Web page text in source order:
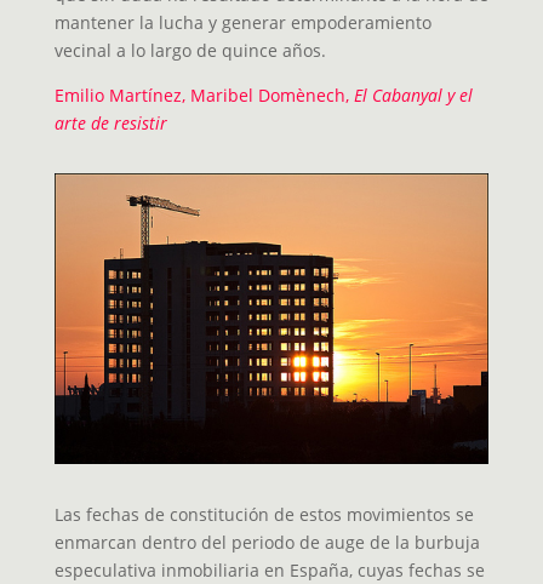
mantener la lucha y generar empoderamiento
vecinal a lo largo de quince años.
Emilio Martínez, Maribel Domènech, El Cabanyal y el
arte de resistir
Las fechas de constitución de estos movimientos se
enmarcan dentro del periodo de auge de la burbuja
especulativa inmobiliaria en España, cuyas fechas se